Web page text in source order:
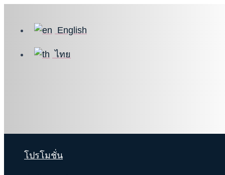
English
ไทย
โปรโมชั่น